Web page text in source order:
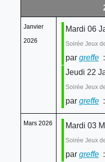
Janvier
2026
Mardi 06
Soirée Jeux
par greffe::
Jeudi 22
Soirée Jeux
par greffe::
Mars 2026 Mardi 03
Soirée Jeux
par greffe::